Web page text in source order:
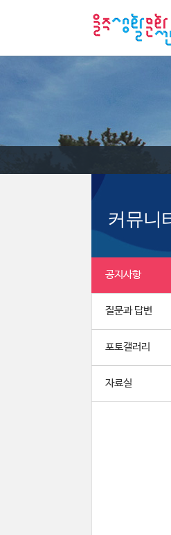
커뮤니
공지사항
질문과 답변
포토갤러리
자료실